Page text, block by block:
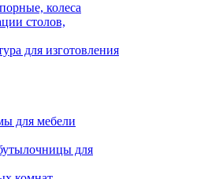
колеса
столов,
для изготовления
для мебели
для